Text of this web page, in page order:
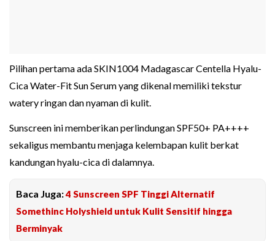
Pilihan pertama ada SKIN1004 Madagascar Centella Hyalu-
Cica Water-Fit Sun Serum yang dikenal memiliki tekstur
watery ringan dan nyaman di kulit.
Sunscreen ini memberikan perlindungan SPF50+ PA++++
sekaligus membantu menjaga kelembapan kulit berkat
kandungan hyalu-cica di dalamnya.
Baca Juga:4 Sunscreen SPF Tinggi Alternatif
Somethinc Holyshield untuk Kulit Sensitif hingga
Berminyak